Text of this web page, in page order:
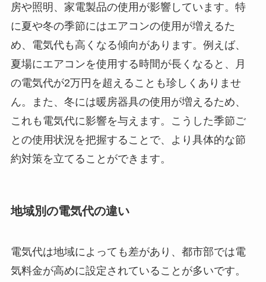
房や照明、家電製品の使用が影響しています。特
に夏や冬の季節にはエアコンの使用が増えるた
め、電気代も高くなる傾向があります。例えば、
夏場にエアコンを使用する時間が長くなると、月
の電気代が2万円を超えることも珍しくありませ
ん。また、冬には暖房器具の使用が増えるため、
これも電気代に影響を与えます。こうした季節ご
との使用状況を把握することで、より具体的な節
約対策を立てることができます。
地域別の電気代の違い
電気代は地域によっても差があり、都市部では電
気料金が高めに設定されていることが多いです。